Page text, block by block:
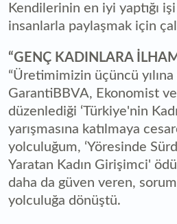
Kendilerinin en iyi yaptığı
insanlarla paylaşmak için
“GENÇ KADINLARA
“Üretimimizin üçüncü
GarantiBBVA, Ekonomist
düzenlediği ‘Türkiye'nin
yarışmasına katılmaya
yolculuğum, ‘Yöresinde
Yaratan Kadın Girişimci'
daha da güven veren,
yolculuğa dönüştü.